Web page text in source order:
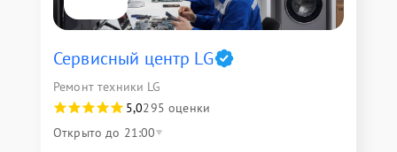
Сервисный центр LG
Ремонт техники LG
5,0295 оценки
Открыто до 21:00